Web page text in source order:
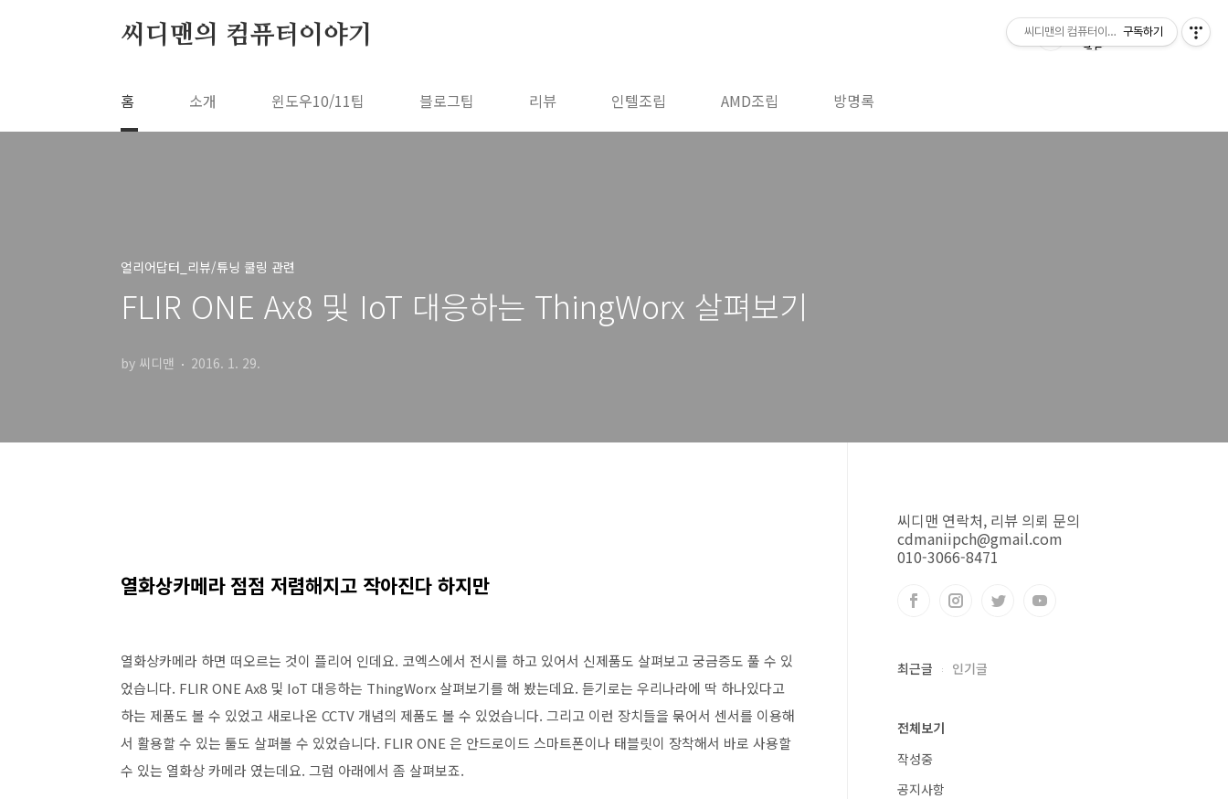
씨디맨의 컴퓨터이야기
홈 소개 윈도우10/11팁 블로그팁 리뷰 인텔조립 AMD조립 방명록
얼리어답터_리뷰/튜닝 쿨링 관련
FLIR ONE Ax8 및 IoT 대응하는 ThingWorx 살펴보기
by 씨디맨 2016. 1. 29.
열화상카메라 점점 저렴해지고 작아진다 하지만
열화상카메라 하면 떠오르는 것이 플리어 인데요. 코엑스에서 전시를 하고 있어서 신제품도 살펴보고 궁금증도 풀 수 있
었습니다. FLIR ONE Ax8 및 IoT 대응하는 ThingWorx 살펴보기를 해 봤는데요. 듣기로는 우리나라에 딱 하나있다고
하는 제품도 볼 수 있었고 새로나온 CCTV 개념의 제품도 볼 수 있었습니다. 그리고 이런 장치들을 묶어서 센서를 이용해
서 활용할 수 있는 툴도 살펴볼 수 있었습니다. FLIR ONE 은 안드로이드 스마트폰이나 태블릿이 장착해서 바로 사용할
수 있는 열화상 카메라 였는데요. 그럼 아래에서 좀 살펴보죠.
씨디맨 연락처, 리뷰 의뢰 문의
cdmaniipch@gmail.com
010-3066-8471
최근글 인기글
전체보기
작성중
공지사항
씨디맨의 컴퓨터이야기구독하기